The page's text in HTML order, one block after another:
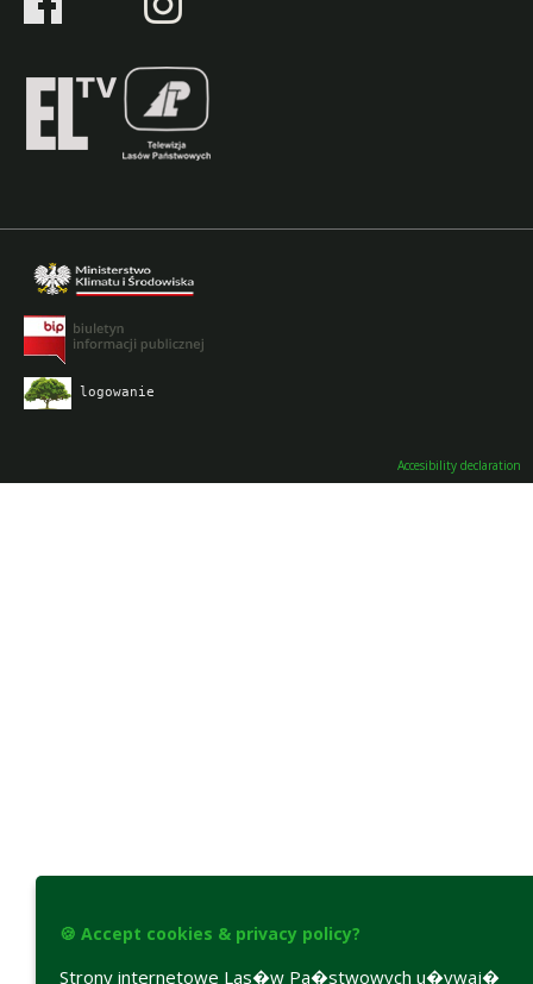
logowanie
Accesibility declaration
🍪 Accept cookies & privacy policy?
Strony internetowe Las�w Pa�stwowych u�ywaj�